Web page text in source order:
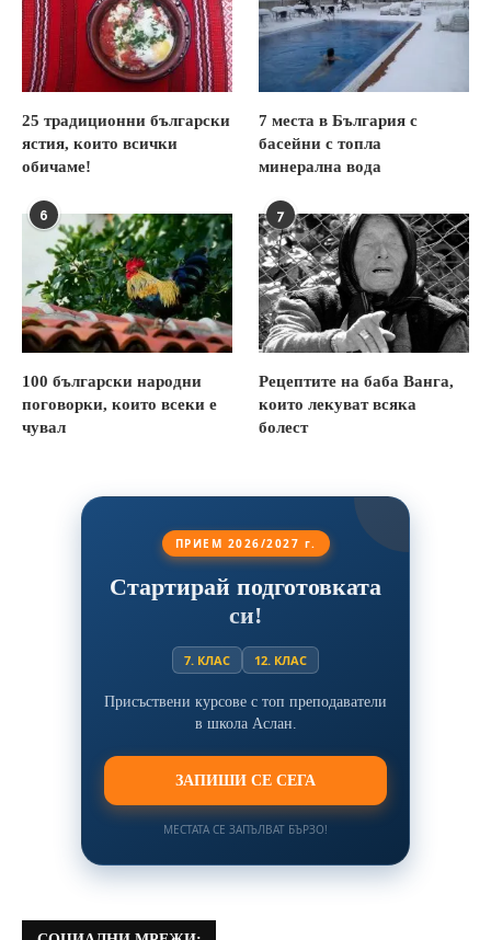
25 традиционни български
ястия, които всички
обичаме!
7 места в България с
басейни с топла
минерална вода
6
100 български народни
поговорки, които всеки е
чувал
7
Рецептите на баба Ванга,
които лекуват всяка
болест
ПРИЕМ 2026/2027 г.
Стартирай подготовката
си!
7. КЛАС 12. КЛАС
Присъствени курсове с топ преподаватели
в школа Аслан.
ЗАПИШИ СЕ СЕГА
МЕСТАТА СЕ ЗАПЪЛВАТ БЪРЗО!